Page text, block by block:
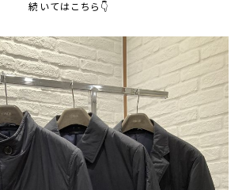
続いてはこちら👇